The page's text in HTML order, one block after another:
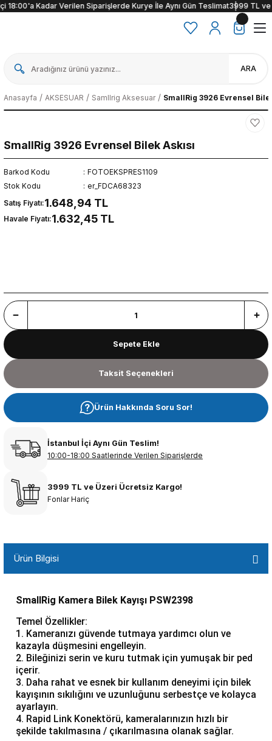
Kadar Verilen Siparişlerde Kurye İle Aynı Gün Teslimat3999 TL ve
ARA
Anasayfa AKSESUAR Samllrig Aksesuar SmallRig 3926 Evrensel
SmallRig 3926 Evrensel Bilek Askısı
Barkod Kodu
FOTOEKSPRES1109
Stok Kodu
er_FDCA68323
Satış Fiyatı:1.648,94 TL
Havale Fiyatı:1.632,45 TL
Sepete Ekle
Taksit Seçenekleri
Ürün Hakkında Soru Sor!
İstanbul İçi Aynı Gün Teslim!
10:00-18:00 Saatlerinde Verilen Siparişlerde
3999 TL ve Üzeri Ücretsiz Kargo!
Fonlar Hariç
Ürün Bilgisi
SmallRig Kamera Bilek Kayışı PSW2398
Temel Özellikler:
1. Kameranızı güvende tutmaya yardımcı olun ve
kazayla düşmesini engelleyin.
2. Bileğinizi serin ve kuru tutmak için yumuşak bir ped
içerir.
3. Daha rahat ve esnek bir kullanım deneyimi için bilek
kayışının sıkılığını ve uzunluğunu serbestçe ve kolayca
ayarlayın.
4. Rapid Link Konektörü, kameralarınızın hızlı bir
şekilde takılmasına / çıkarılmasına olanak sağlar.